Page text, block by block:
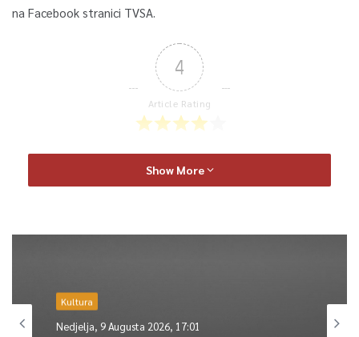
na Facebook stranici TVSA.
4
Article Rating
Show More
Kultura
Nedjelja, 9 Augusta 2026, 17:01